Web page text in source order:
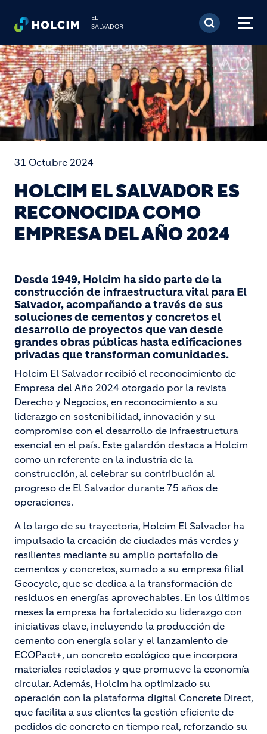
Pasar al contenido
EL
SALVADOR
31 Octubre 2024
HOLCIM EL SALVADOR ES
RECONOCIDA COMO
EMPRESA DEL AÑO 2024
Desde 1949, Holcim ha sido parte de la
construcción de infraestructura vital para El
Salvador, acompañando a través de sus
soluciones de cementos y concretos el
desarrollo de proyectos que van desde
grandes obras públicas hasta edificaciones
privadas que transforman comunidades.
Holcim El Salvador recibió el reconocimiento de
Empresa del Año 2024 otorgado por la revista
Derecho y Negocios, en reconocimiento a su
liderazgo en sostenibilidad, innovación y su
compromiso con el desarrollo de infraestructura
esencial en el país. Este galardón destaca a Holcim
como un referente en la industria de la
construcción, al celebrar su contribución al
progreso de El Salvador durante 75 años de
operaciones.
A lo largo de su trayectoria, Holcim El Salvador ha
impulsado la creación de ciudades más verdes y
resilientes mediante su amplio portafolio de
cementos y concretos, sumado a su empresa filial
Geocycle, que se dedica a la transformación de
residuos en energías aprovechables. En los últimos
meses la empresa ha fortalecido su liderazgo con
iniciativas clave, incluyendo la producción de
cemento con energía solar y el lanzamiento de
ECOPact+, un concreto ecológico que incorpora
materiales reciclados y que promueve la economía
circular. Además, Holcim ha optimizado su
operación con la plataforma digital Concrete Direct,
que facilita a sus clientes la gestión eficiente de
pedidos de concreto en tiempo real, reforzando su